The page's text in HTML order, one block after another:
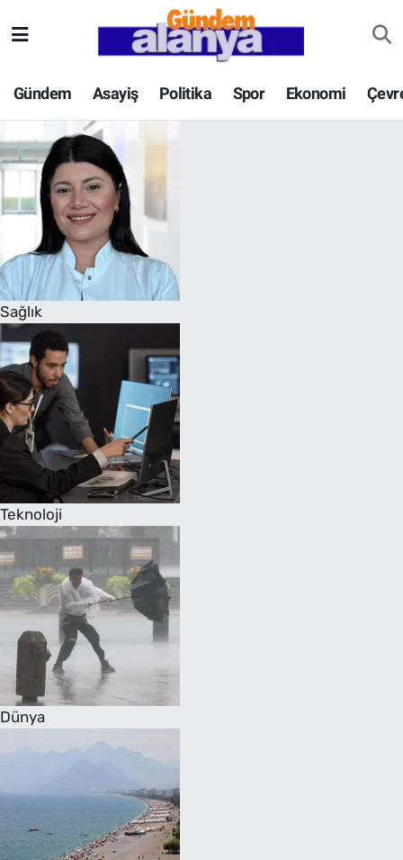
Gündem Asayiş Politika Spor Ekonomi
Sağlık
Teknoloji
Dünya